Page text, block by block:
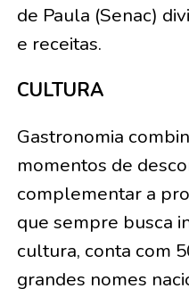
de Paula (Senac)
e receitas.
CULTURA
Gastronomia
momentos de
complementar a
que sempre busca
cultura, conta com
grandes nomes